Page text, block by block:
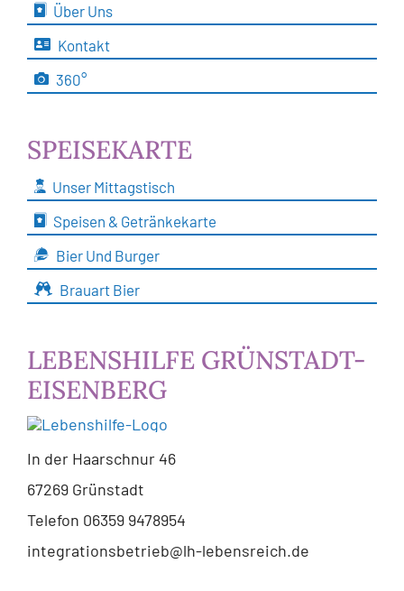
Über Uns
Kontakt
360°
SPEISEKARTE
Unser Mittagstisch
Speisen & Getränkekarte
Bier Und Burger
Brauart Bier
LEBENSHILFE GRÜNSTADT-
EISENBERG
In der Haarschnur 46
67269 Grünstadt
Telefon 06359 9478954
integrationsbetrieb@lh-lebensreich.de